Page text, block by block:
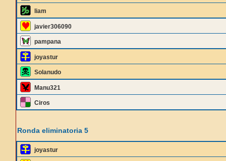
liam
javier306090
pampana
joyastur
Solanudo
Manu321
Ciros
Ronda eliminatoria 5
joyastur